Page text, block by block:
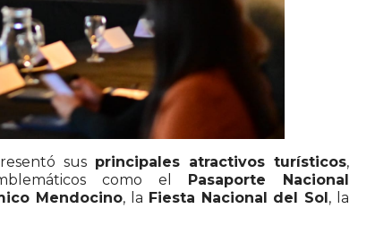
sus principales atractivos turísticos,
como el
Pasaporte Nacional
Mendocino, la Fiesta Nacional del Sol , la